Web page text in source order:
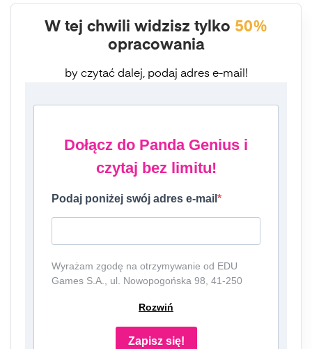
W tej chwili widzisz tylko 50%
opracowania
by czytać dalej, podaj adres e-mail!
Dołącz do Panda Genius i
czytaj bez limitu!
Podaj poniżej swój adres e-mail
Wyrażam zgodę na otrzymywanie od EDU
Games S.A., ul. Nowopogońska 98, 41-250
REGON: 387109330 (dalej jako
"Administrator") newslettera, czyli informacji o
tematyce związanej z edukacją i szkolnictwem
Rozwiń
Zapisz się!